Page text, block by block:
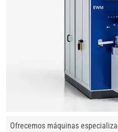
Ofrecemos máquinas